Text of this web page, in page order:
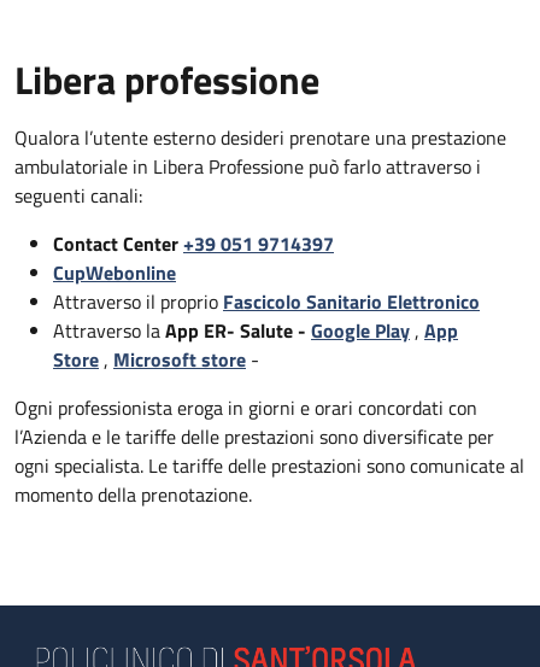
Libera professione
Qualora l’utente esterno desideri prenotare una prestazione
ambulatoriale in Libera Professione può farlo attraverso i
seguenti canali:
Contact Center+39 051 9714397
CupWebonline
Attraverso il proprio Fascicolo Sanitario Elettronico
Attraverso laApp ER- Salute - Google Play, App
Store, Microsoft store -
Ogni professionista eroga in giorni e orari concordati con
l’Azienda e le tariffe delle prestazioni sono diversificate per
ogni specialista. Le tariffe delle prestazioni sono comunicate al
momento della prenotazione.